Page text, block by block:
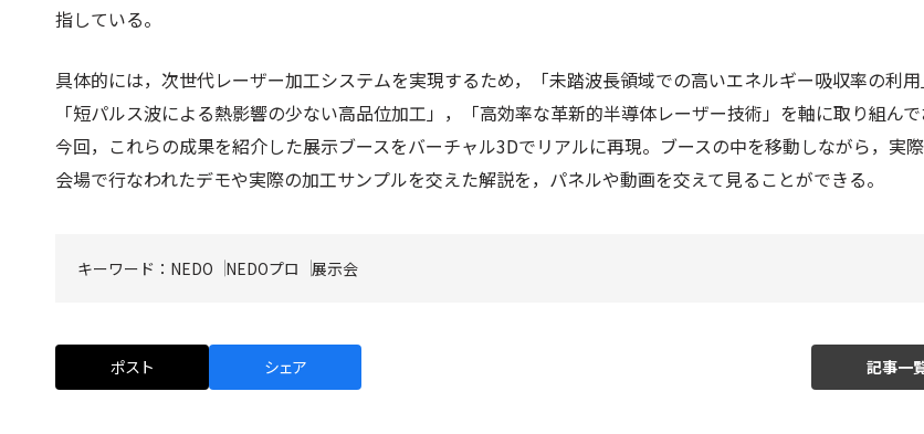
指している。
具体的には，次世代レーザー加工システムを実現するため，「未踏波長領域での高いエネルギー吸収率の利用
「短パルス波による熱影響の少ない高品位加工」，「高効率な革新的半導体レーザー技術」を軸に取り組んで
今回，これらの成果を紹介した展示ブースをバーチャル3Dでリアルに再現。ブースの中を移動しながら，実
会場で行なわれたデモや実際の加工サンプルを交えた解説を，パネルや動画を交えて見ることができる。
キーワード： NEDO NEDOプロ 展示会
ポスト シェア 記事一